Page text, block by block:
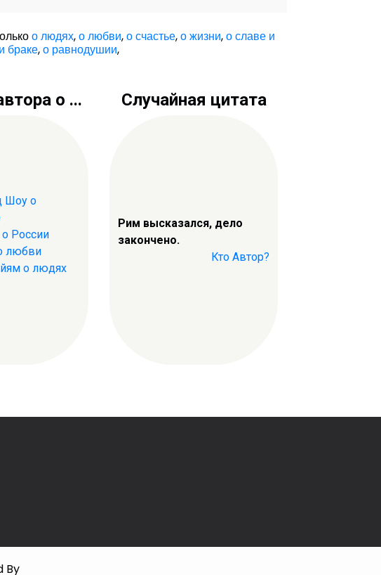
о людях,о любви,о счастье,о жизни,о славе и
браке,о равнодушии,
о ...
Шоу о
России
любви
о людях
Случайная цитата
Рим высказался, дело
закончено.
Кто Автор?
By